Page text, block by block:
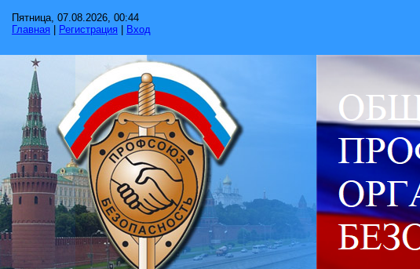
Пятница, 07.08.2026, 00:44
Главная
Регистрация Вход